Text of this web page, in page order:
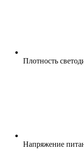
Плотность
Напряжение